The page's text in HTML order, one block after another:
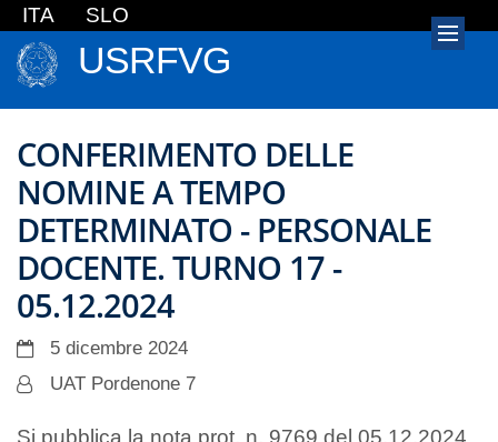
ITA SLO
USRFVG
CONFERIMENTO DELLE
NOMINE A TEMPO
DETERMINATO - PERSONALE
DOCENTE. TURNO 17 -
05.12.2024
5 dicembre 2024
UAT Pordenone 7
Si pubblica la nota prot. n. 9769 del 05.12.2024